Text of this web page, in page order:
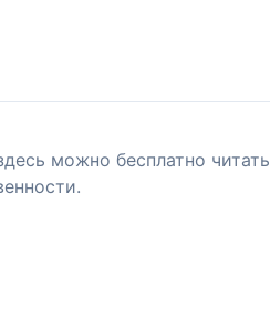
можно бесплатно